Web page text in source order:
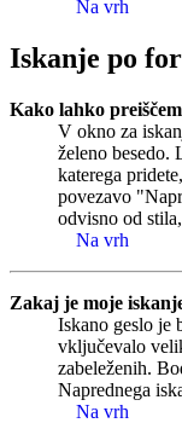
Na vrh
Iskanje po
Kako lahko
V okno za
želeno besedo.
katerega
povezavo
odvisno od
Na vrh
Zakaj je moje
Iskano geslo je
vključevalo
zabeleženih.
Naprednega
Na vrh